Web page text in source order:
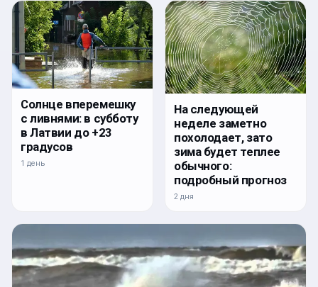
Солнце вперемешку
с ливнями: в субботу
в Латвии до +23
градусов
1 день
На следующей
неделе заметно
похолодает, зато
зима будет теплее
обычного:
подробный прогноз
2 дня